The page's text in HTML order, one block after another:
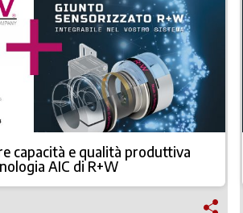
capacità e qualità produttiva
AIC di R+W